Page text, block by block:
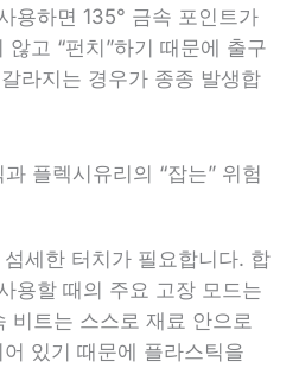
용하면 135° 금속 포인트가
고 “펀치”하기 때문에 출구
라지는 경우가 종종 발생합
플렉시유리의 “잡는” 위험
세한 터치가 필요합니다. 합
용할 때의 주요 고장 모드는
비트는 스스로 재료 안으로
있기 때문에 플라스틱을